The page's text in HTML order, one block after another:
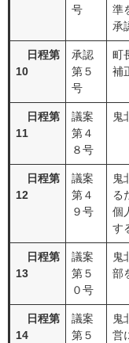
号
準
承
日程第
10
承認
第５
号
町
補
日程第
11
議案
第４
８号
鬼
日程第
12
議案
第４
９号
鬼
る
個
す
日程第
13
議案
第５
０号
鬼
部
日程第
14
議案
第５
鬼
営